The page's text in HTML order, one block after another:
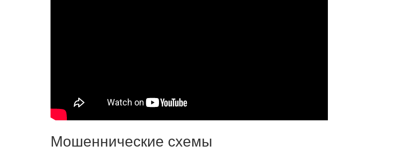
Мошеннические схемы